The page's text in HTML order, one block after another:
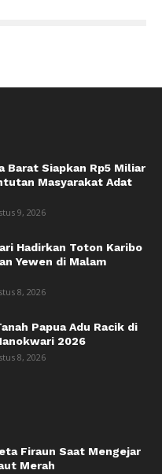
Barat Siapkan Rp5 Miliar
Masyarakat Adat
9, 2026
Hadirkan Toton Karibo
Yewen di Malam
8, 2026
Papua Adu Racik di
2026
8, 2026
Firaun Saat Mengejar
Merah